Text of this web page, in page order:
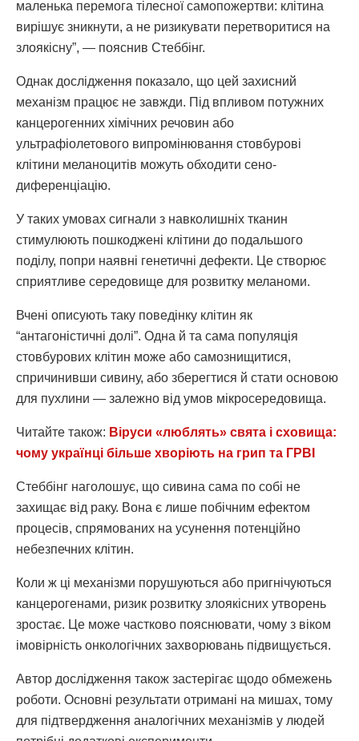
маленька перемога тілесної самопожертви: клітина
вирішує зникнути, а не ризикувати перетворитися на
злоякісну”, — пояснив Стеббінг.
Однак дослідження показало, що цей захисний
механізм працює не завжди. Під впливом потужних
канцерогенних хімічних речовин або
ультрафіолетового випромінювання стовбурові
клітини меланоцитів можуть обходити сено-
диференціацію.
У таких умовах сигнали з навколишніх тканин
стимулюють пошкоджені клітини до подальшого
поділу, попри наявні генетичні дефекти. Це створює
сприятливе середовище для розвитку меланоми.
Вчені описують таку поведінку клітин як
“антагоністичні долі”. Одна й та сама популяція
стовбурових клітин може або самознищитися,
спричинивши сивину, або зберегтися й стати основою
для пухлини — залежно від умов мікросередовища.
Читайте також: Віруси «люблять» свята і сховища:
чому українці більше хворіють на грип та ГРВІ
Стеббінг наголошує, що сивина сама по собі не
захищає від раку. Вона є лише побічним ефектом
процесів, спрямованих на усунення потенційно
небезпечних клітин.
Коли ж ці механізми порушуються або пригнічуються
канцерогенами, ризик розвитку злоякісних утворень
зростає. Це може частково пояснювати, чому з віком
імовірність онкологічних захворювань підвищується.
Автор дослідження також застерігає щодо обмежень
роботи. Основні результати отримані на мишах, тому
для підтвердження аналогічних механізмів у людей